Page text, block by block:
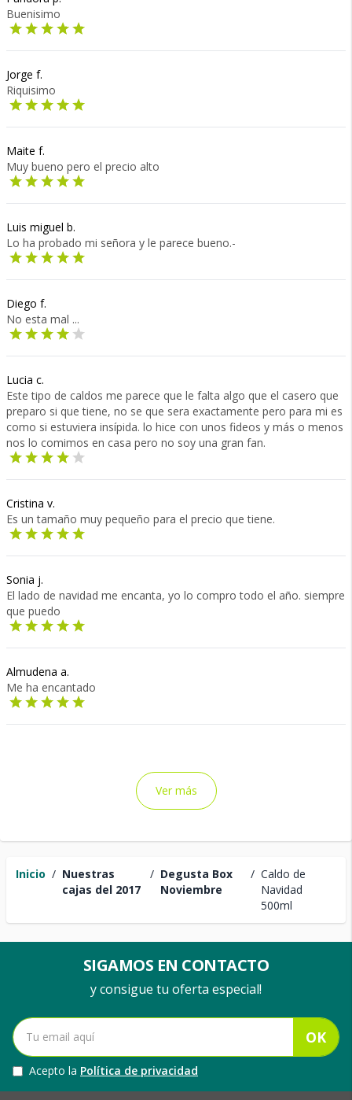
Inicio / Nuestras
cajas del 2017
/ Degusta Box
Noviembre
/ Caldo de
Navidad
500ml
Buenisimo
Jorge f.
Riquisimo
Maite f.
Muy bueno pero el precio alto
Luis miguel b.
Lo ha probado mi señora y le parece bueno.-
Diego f.
No esta mal ...
Lucia c.
Este tipo de caldos me parece que le falta algo que el casero que
preparo si que tiene, no se que sera exactamente pero para mi es
como si estuviera insípida. lo hice con unos fideos y más o menos
nos lo comimos en casa pero no soy una gran fan.
Cristina v.
Es un tamaño muy pequeño para el precio que tiene.
Sonia j.
El lado de navidad me encanta, yo lo compro todo el año. siempre
que puedo
Almudena a.
Me ha encantado
Ver más
SIGAMOS EN CONTACTO
y consigue tu oferta especial!
OK
Acepto la Política de privacidad